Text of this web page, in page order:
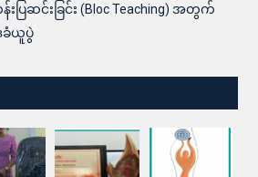
ဆင်းခြင်း (Bloc Teaching) အတွက်
ခံယူပွဲ